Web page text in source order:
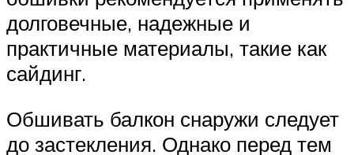
долговечные, надежные и
практичные материалы, такие как
сайдинг.
Обшивать балкон снаружи следует
до застекления. Однако перед тем